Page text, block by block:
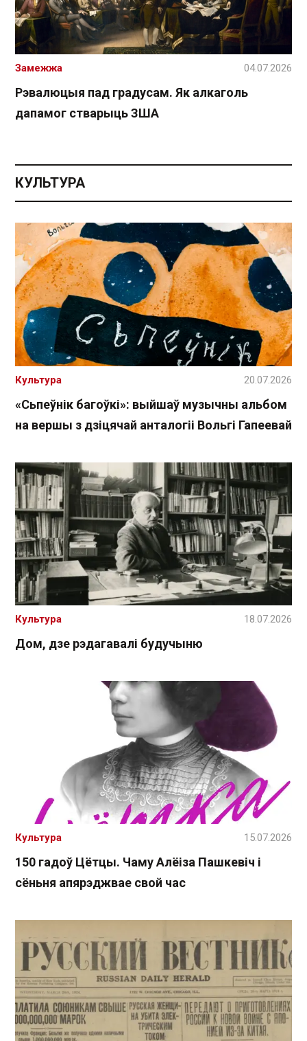
Рэвалюцыя пад градусам. Як алкаголь
дапамог стварыць ЗША
Замежжа 04.07.2026
КУЛЬТУРА
«Сьпеўнік багоўкі»: выйшаў музычны альбом
на вершы з дзіцячай анталогіі Вольгі Гапеевай
Культура 20.07.2026
Дом, дзе рэдагавалі будучыню
Культура 18.07.2026
150 гадоў Цётцы. Чаму Алёіза Пашкевіч і
сёньня апярэджвае свой час
Культура 15.07.2026